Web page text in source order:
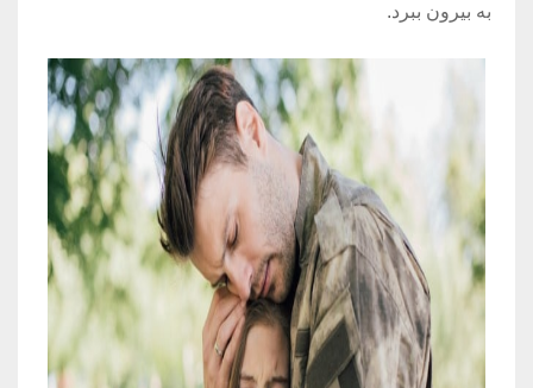
به بیرون ببرد.